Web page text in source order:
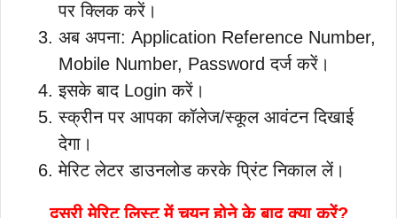
पर क्लिक करें।
अब अपना: Application Reference Number,
Mobile Number, Password दर्ज करें।
इसके बाद Login करें।
स्क्रीन पर आपका कॉलेज/स्कूल आवंटन दिखाई
देगा।
मेरिट लेटर डाउनलोड करके प्रिंट निकाल लें।
दूसरी मेरिट लिस्ट में चयन होने के बाद क्या करें?